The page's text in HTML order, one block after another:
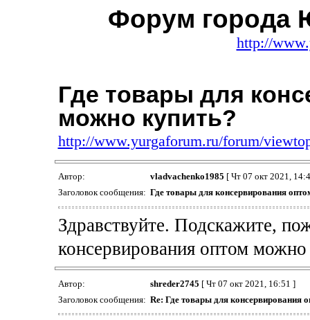
Форум города
http://
Где товары для
можно купить?
http://www.yurgaforum.ru/forum/
Автор: vladvachenko1985 [ Чт 07 окт 2021,
Заголовок сообщения: Где товары для консервирования
Здравствуйте. Подскажите,
консервирования оптом можно
Автор: shreder2745 [ Чт 07 окт 2021, 16:51 ]
Заголовок сообщения: Re: Где товары для консервирования